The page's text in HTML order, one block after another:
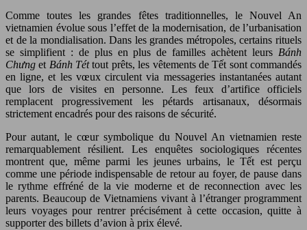
Comme toutes les grandes fêtes traditionnelles, le Nouvel An
vietnamien évolue sous l’effet de la modernisation, de l’urbanisation
et de la mondialisation. Dans les grandes métropoles, certains rituels
se simplifient : de plus en plus de familles achètent leurs Bánh
Chưng et Bánh Téttout prêts, les vêtements de Tết sont commandés
en ligne, et les vœux circulent via messageries instantanées autant
que lors de visites en personne. Les feux d’artifice officiels
remplacent progressivement les pétards artisanaux, désormais
strictement encadrés pour des raisons de sécurité.
Pour autant, le cœur symbolique du Nouvel An vietnamien reste
remarquablement résilient. Les enquêtes sociologiques récentes
montrent que, même parmi les jeunes urbains, le Tết est perçu
comme une période indispensable de retour au foyer, de pause dans
le rythme effréné de la vie moderne et de reconnection avec les
parents. Beaucoup de Vietnamiens vivant à l’étranger programment
leurs voyages pour rentrer précisément à cette occasion, quitte à
supporter des billets d’avion à prix élevé.